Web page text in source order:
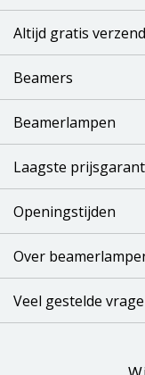
Altijd gratis
Beamers
Beamerlampen
Laagste
Openingstijden
Over
Veel gestelde